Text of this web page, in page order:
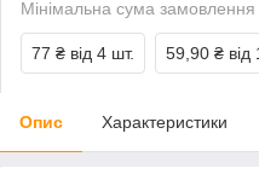
Мінімальна сума
77 ₴ від 4 шт. 59,90 ₴ від
Опис Характеристики